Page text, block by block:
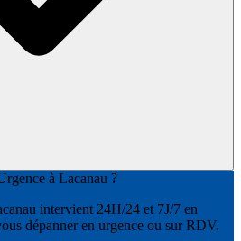
à Lacanau ?
intervient 24H/24 et 7J/7 en
dépanner en urgence ou sur RDV.